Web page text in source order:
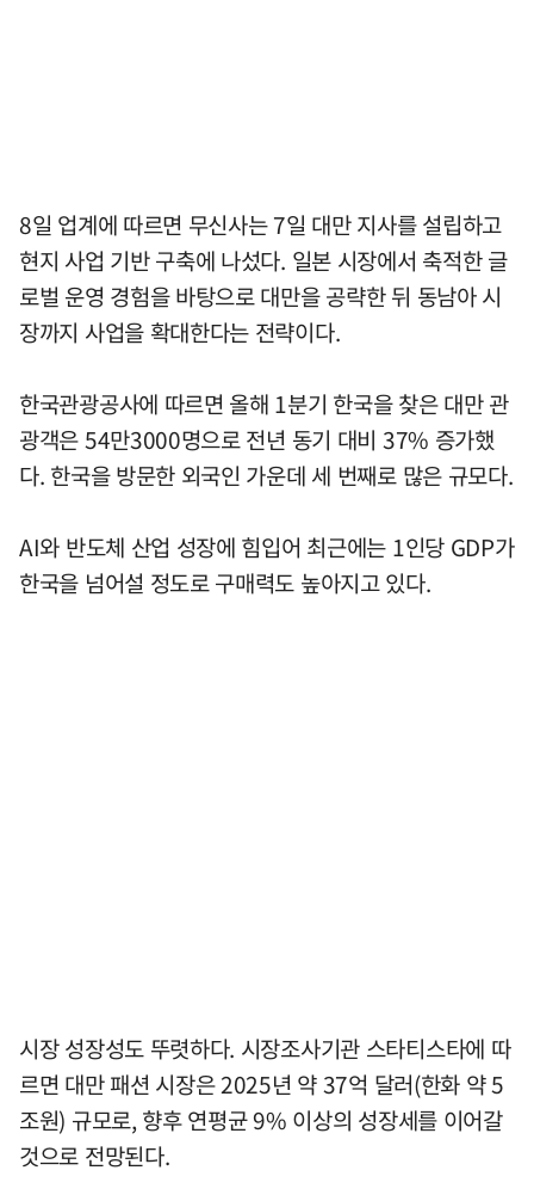
8일 업계에 따르면 무신사는 7일 대만 지사를 설립하고
현지 사업 기반 구축에 나섰다. 일본 시장에서 축적한 글
로벌 운영 경험을 바탕으로 대만을 공략한 뒤 동남아 시
장까지 사업을 확대한다는 전략이다.
한국관광공사에 따르면 올해 1분기 한국을 찾은 대만 관
광객은 54만3000명으로 전년 동기 대비 37% 증가했
다. 한국을 방문한 외국인 가운데 세 번째로 많은 규모다.
AI와 반도체 산업 성장에 힘입어 최근에는 1인당 GDP가
한국을 넘어설 정도로 구매력도 높아지고 있다.
시장 성장성도 뚜렷하다. 시장조사기관 스타티스타에 따
르면 대만 패션 시장은 2025년 약 37억 달러(한화 약 5
조원) 규모로, 향후 연평균 9% 이상의 성장세를 이어갈
것으로 전망된다.